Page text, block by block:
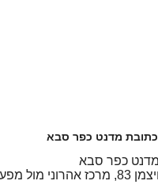
כתובת מדנט כפר סבא
כפר סבא
83, מרכז אהרוני מול מפעל הפיס